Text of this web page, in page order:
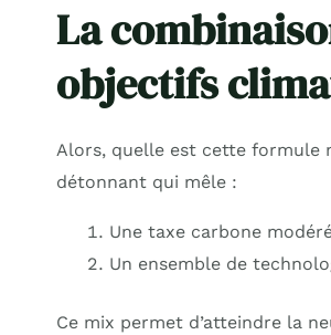
La
objectifs
Alors, quelle est cette formule
détonnant qui mêle :
Une taxe carbone
Un ensemble de
Ce mix permet d’atteindre la